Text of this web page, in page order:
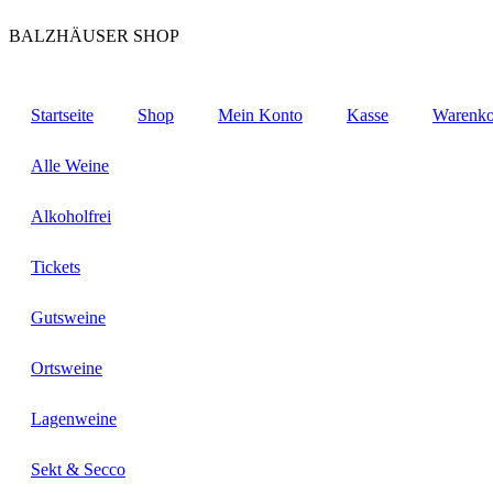
Inhalt
BALZHÄUSER SHOP
Startseite Shop Mein Konto Kasse
Alle Weine
Alkoholfrei
Tickets
Gutsweine
Ortsweine
Lagenweine
Sekt & Secco